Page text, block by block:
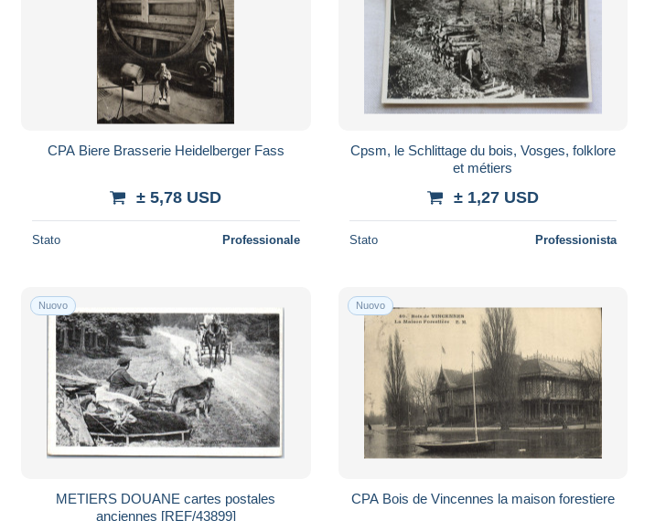
CPA Biere Brasserie Heidelberger Fass
± 5,78 USD
Stato Professionale
Cpsm, le Schlittage du bois, Vosges, folklore
et métiers
± 1,27 USD
Stato Professionista
Nuovo
METIERS DOUANE cartes postales
anciennes [REF/43899]
Nuovo
CPA Bois de Vincennes la maison forestiere